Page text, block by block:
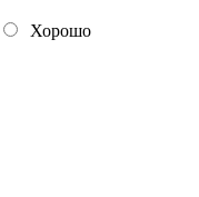
Хорошо